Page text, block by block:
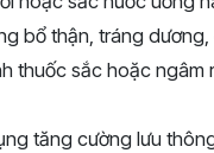
bổ thận, tráng
thuốc sắc hoặc ngâm
tăng cường lưu